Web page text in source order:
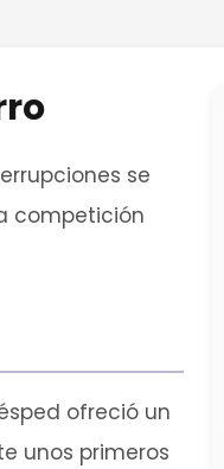
se
competición
ofreció un
unos primeros